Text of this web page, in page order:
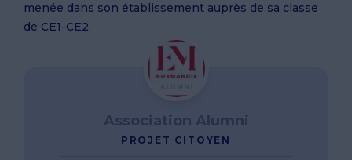
menée dans son établissement auprès de sa classe
de CE1-CE2.
Association Alumni
PROJET CITOYEN